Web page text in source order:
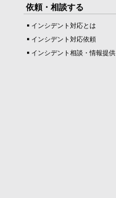
依頼・相談する
インシデント対応とは
インシデント対応依頼
インシデント相談・情報提供